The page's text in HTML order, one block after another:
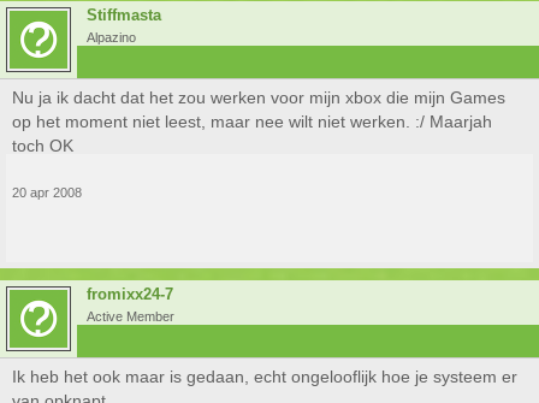
Stiffmasta
Alpazino
Nu ja ik dacht dat het zou werken voor mijn xbox die mijn Games
op het moment niet leest, maar nee wilt niet werken. :/ Maarjah
toch OK
20 apr 2008
fromixx24-7
Active Member
Ik heb het ook maar is gedaan, echt ongelooflijk hoe je systeem er